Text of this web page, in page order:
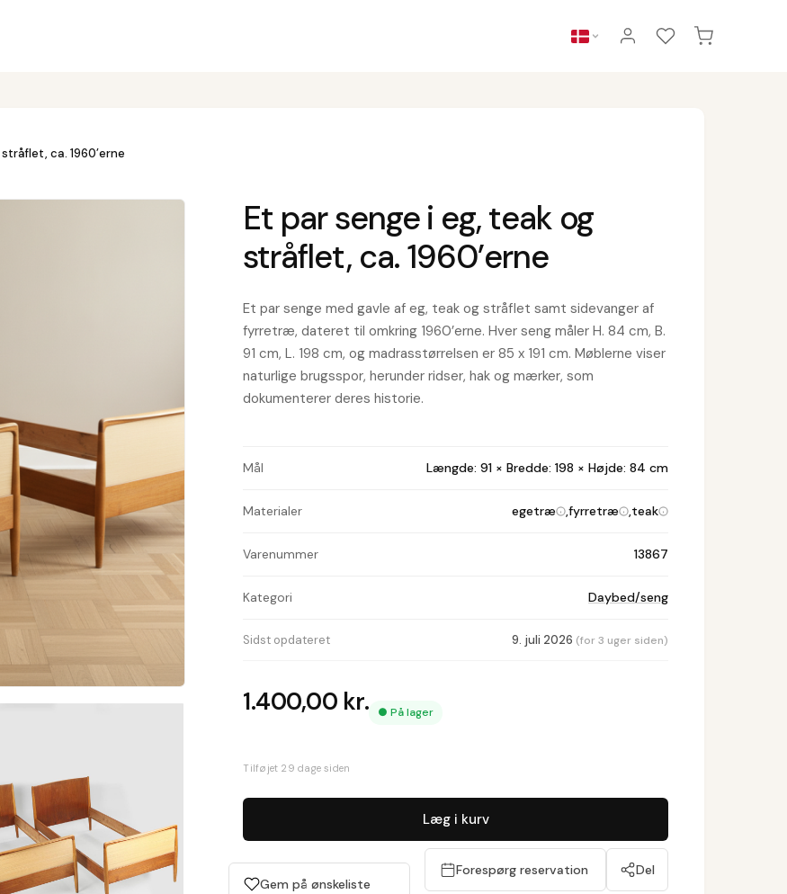
ca. 1960’erne
Et par senge i eg, teak og
stråflet, ca. 1960’erne
Et par senge med gavle af eg, teak og stråflet samt sidevanger af
fyrretræ, dateret til omkring 1960’erne. Hver seng måler H. 84 cm, B.
91 cm, L. 198 cm, og madrasstørrelsen er 85 x 191 cm. Møblerne viser
naturlige brugsspor, herunder ridser, hak og mærker, som
dokumenterer deres historie.
Mål Længde: 91 × Bredde: 198 × Højde: 84 cm
Materialer egetræ ,fyrretræ ,teak
Varenummer 13867
Kategori Daybed/seng
Sidst opdateret 9. juli 2026 (for 3 uger siden)
1.400,00 kr. ●På lager
Tilføjet 29 dage siden
Læg i kurv
Gem på ønskeliste
Forespørg reservation Del